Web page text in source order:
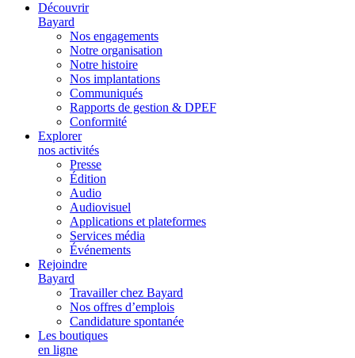
Découvrir
Bayard
Nos engagements
Notre organisation
Notre histoire
Nos implantations
Communiqués
Rapports de gestion & DPEF
Conformité
Explorer
nos activités
Presse
Édition
Audio
Audiovisuel
Applications et plateformes
Services média
Événements
Rejoindre
Bayard
Travailler chez Bayard
Nos offres d’emplois
Candidature spontanée
Les boutiques
en ligne